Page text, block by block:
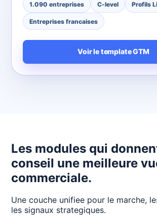
1.090 entreprises C-level Profils
Entreprises francaises
Voir le template GTM
Les modules qui
conseil une meilleure
commerciale.
Une couche unifiee pour le marche,
les signaux strategiques.